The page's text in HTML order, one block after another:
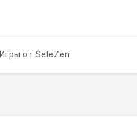
Игры от SeleZen